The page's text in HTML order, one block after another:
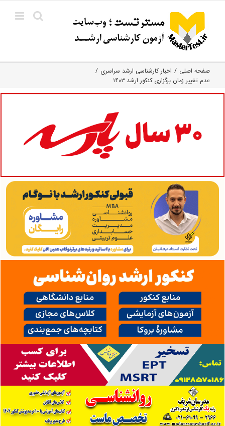
content
صفحه اصلی
اخبار کارشناسی ارشد سراسری
عدم تغییر زمان برگزاری کنکور ارشد ۱۴۰۳